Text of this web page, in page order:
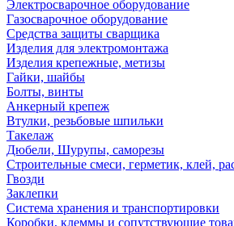
Электросварочное оборудование
Газосварочное оборудование
Средства защиты сварщика
Изделия для электромонтажа
Изделия крепежные, метизы
Гайки, шайбы
Болты, винты
Анкерный крепеж
Втулки, резьбовые шпильки
Такелаж
Дюбели, Шурупы, саморезы
Строительные смеси, герметик, клей,
Гвозди
Заклепки
Система хранения и транспортировки
Коробки, клеммы и сопутствующие